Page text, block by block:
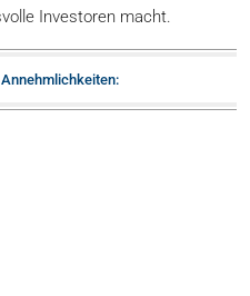
Investoren macht.